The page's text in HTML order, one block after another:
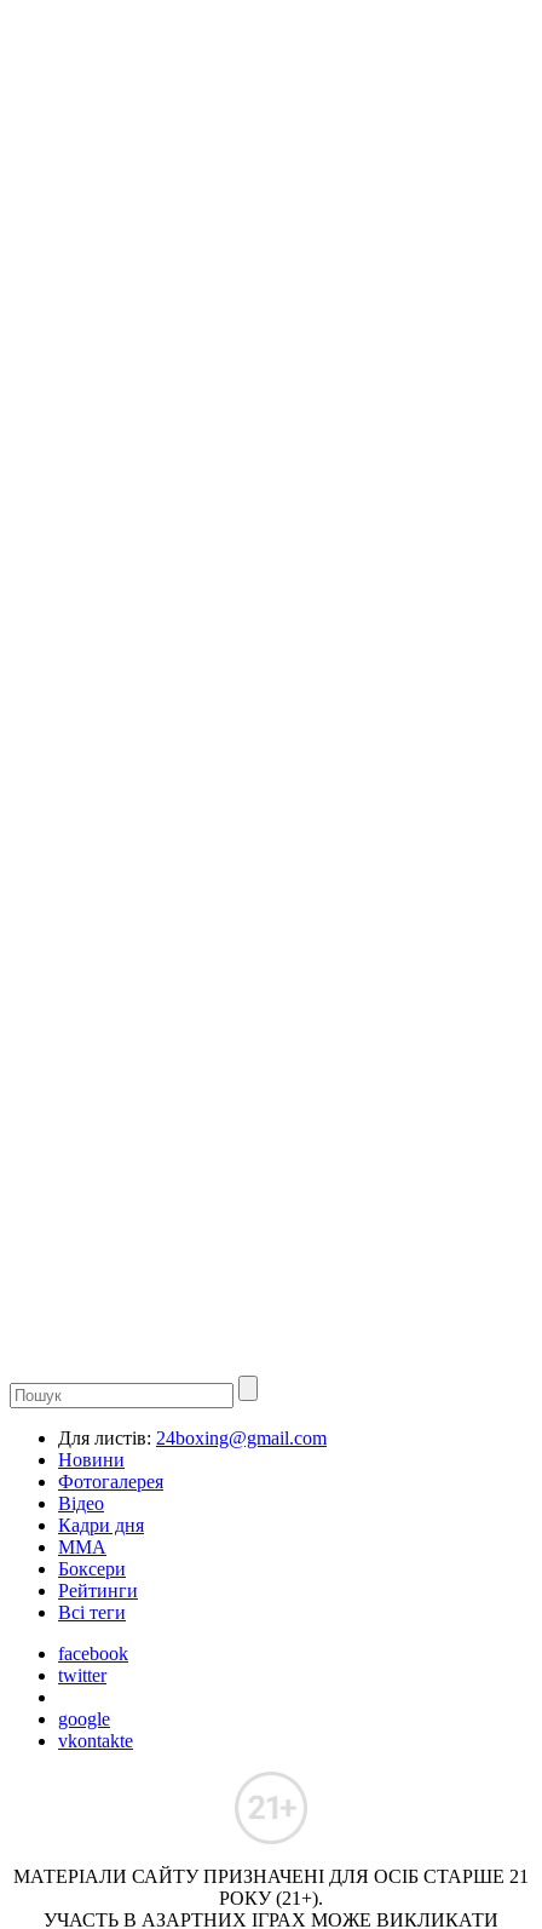
Для листів: 24boxing@gmail.com
Новини
Фотогалерея
Відео
Кадри дня
ММА
Боксери
Рейтинги
Всі теги
facebook
twitter
google
vkontakte
МАТЕРІАЛИ САЙТУ ПРИЗНАЧЕНІ ДЛЯ ОСІБ СТАРШЕ 21
РОКУ (21+).
УЧАСТЬ В АЗАРТНИХ ІГРАХ МОЖЕ ВИКЛИКАТИ